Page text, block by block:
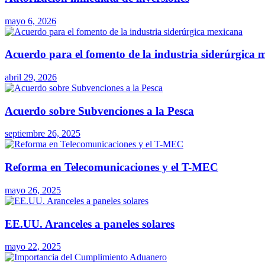
mayo 6, 2026
Acuerdo para el fomento de la industria siderúrgica
abril 29, 2026
Acuerdo sobre Subvenciones a la Pesca
septiembre 26, 2025
Reforma en Telecomunicaciones y el T-MEC
mayo 26, 2025
EE.UU. Aranceles a paneles solares
mayo 22, 2025